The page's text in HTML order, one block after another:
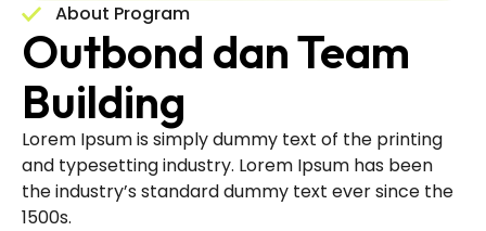
About Program
Outbond dan Team
Building
Lorem Ipsum is simply dummy text of the printing
and typesetting industry. Lorem Ipsum has been
the industry’s standard dummy text ever since the
1500s.